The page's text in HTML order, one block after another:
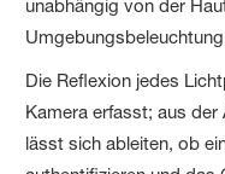
unabhängig von der
Die Reflexion jedes
Kamera erfasst; aus
lässt sich ableiten, ob